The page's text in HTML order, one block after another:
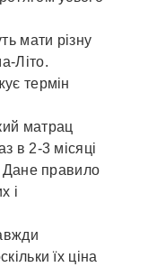
мати різну
Літо.
термін
матрац
в 2-3 місяці
Дане правило
і
їх ціна